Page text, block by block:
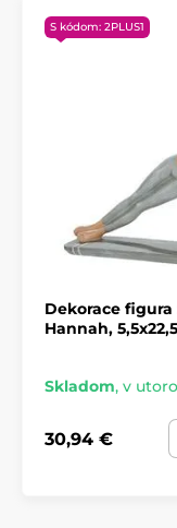
S kódom: 2PLUS1
Dekorace
Hannah,
Skladom, v
30,94 €